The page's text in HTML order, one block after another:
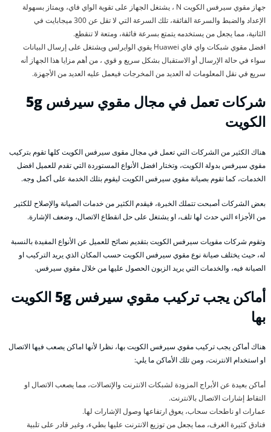
جهاز مقوي سيرفس الكويت N ، يشتغل الجهاز على تقوية الواي فاي، ويمتاز بسهولة
الإعداد والضبط والسرعة الفائقة، تلك السرعة التي لا تقل عن 300 ميجابايت في
الثانية، مما يجعل من يستخدمه يتمتع بسرعة فائقة، ومتعة لا تنقطع.
افضل مقوي شبكات واي فاي Huawei يقوي الوايرلس ويشتغل على إرسال البيانات
سواء في حالة الإرسال أو الاستقبال بشكل سريع و قوي ، من أهم مزايا هذا الجهاز أنه
سريع في نقل المعلومات له العديد من المخرجات فيعمل عليه العديد من الأجهزة.
شركات تعمل في مجال مقوي سيرفس 5g
الكويت
هناك الكثير من الشركات التي تعمل في مجال مقوى سيرفس الكويت كلها تقوم بتركيب
مقوي سيرفس بدولة الكويت، وتختار افضل الأنواع المستوردة التي تقدم للعميل افضل
الخدمات، كما تقوم بصيانة مقوي سيرفس الكويت ليقوم بتلك الخدمة على أكمل وجه.
بعض الشركات أصبحت تتملك الخبرة، فيقدم الكثير من خدمات الصيانة والإصلاح للكثير
من الأجزاء التي حدث لها تلف، او يشتغل على حل انقطاع الاتصال، وضعف الإشارة.
وتقوم شركات مقويات سيرفس الكويت بتقديم نصائح للعميل عن الأنواع المفيدة بالنسبة
له، حيث يختلف صيانة نوع مقوي سيرفس الكويت حسب المكان الذي يريد التركيب او
الصيانة فيه، والخدمات التي يريد الزبون الحصول عليها من خلال مقوي سيرفس.
أماكن يجب تركيب مقوي سيرفس 5g الكويت
بها
هناك أماكن يجب تركيب مقوي سيرفس الكويت بها، نظرا لأنها اماكن يصعب فيها الاتصال
او استخدام الانترنت، ومن تلك الأماكن ما يلي:
أماكن بعيدة عن الأبراج المزودة لشبكات الانترنت والإتصالات، مما يصعب الاتصال او
التقاط إشارات الاتصال بالانترنت.
عمارات او ناطحات سحاب، يعوق ارتفاعها وصول الإشارات لها.
فنادق كثيرة الغرف، مما يجعل من توزيع الانترنت عليها بطيء، وغير قادر على تلبية